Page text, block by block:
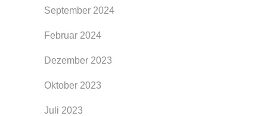
September 2024
Februar 2024
Dezember 2023
Oktober 2023
Juli 2023